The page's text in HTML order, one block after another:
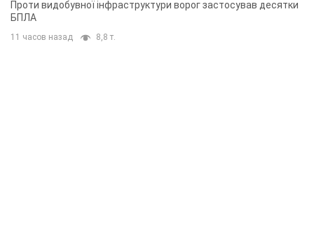
Проти видобувної інфраструктури ворог застосував десятки
БПЛА
11 часов назад 8,8 т.